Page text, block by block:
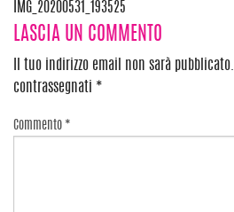
Navigazione
articoli
IMG_20200531_193525
LASCIA UN COMMENTO
Il tuo indirizzo email non sarà pubblicato.
contrassegnati *
Commento *